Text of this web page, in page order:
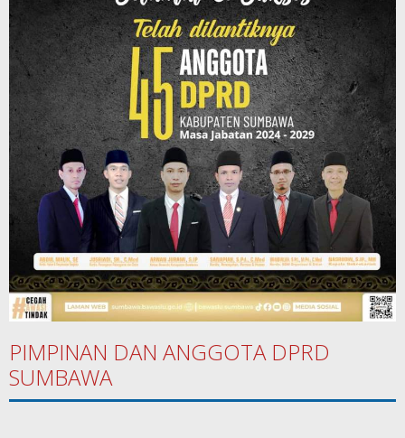
PIMPINAN DAN ANGGOTA DPRD
SUMBAWA